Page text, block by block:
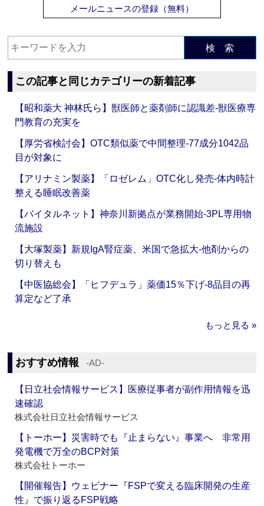
メールニュースの登録（無料）
検 索
この記事と同じカテゴリーの新着記事
【昭和薬大 神林氏ら】獣医師と薬剤師に認識差‐獣医療専
門教育の充実を
【厚労省検討会】OTC類似薬で中間整理‐77成分1042品
目が対象に
【アリナミン製薬】「ロゼレム」OTC化し発売‐体内時計
整える睡眠改善薬
【バイタルネット】神奈川新拠点が業務開始‐3PL専用物
流施設
【大塚製薬】新規IgA腎症薬、米国で急拡大‐他剤からの
切り替えも
【中医協総会】「ヒフデュラ」薬価15％下げ‐8品目の再
算定など了承
もっと見る »
おすすめ情報 ‐AD‐
【日立社会情報サービス】医療従事者が副作用情報を迅
速確認
株式会社日立社会情報サービス
【トーホー】災害時でも『止まらない』事業へ 非常用
発電機で万全のBCP対策
株式会社トーホー
【開催報告】ウェビナー『FSPで変える臨床開発の生産
性』で振り返るFSP戦略